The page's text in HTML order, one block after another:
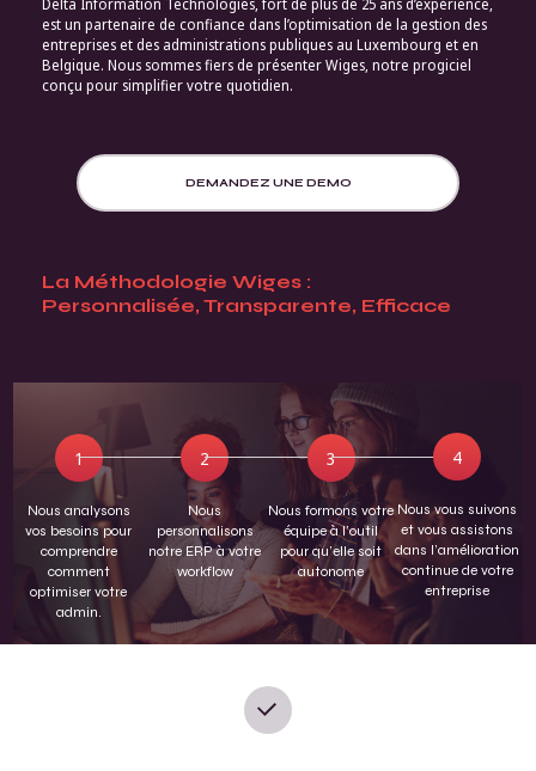
Delta Information Technologies, fort de plus de 25 ans d’expérience,
est un partenaire de confiance dans l’optimisation de la gestion des
entreprises et des administrations publiques au Luxembourg et en
Belgique. Nous sommes fiers de présenter Wiges, notre progiciel
conçu pour simplifier votre quotidien.
DEMANDEZ UNE DEMO
La Méthodologie Wiges :
Personnalisée, Transparente, Efficace
Nous analysons
vos besoins pour
comprendre
comment
optimiser votre
admin.
Nous
personnalisons
notre ERP à votre
workflow
Nous formons votre
équipe à l’outil
pour qu’elle soit
autonome
Nous vous suivons
et vous assistons
dans l’amélioration
continue de votre
entreprise